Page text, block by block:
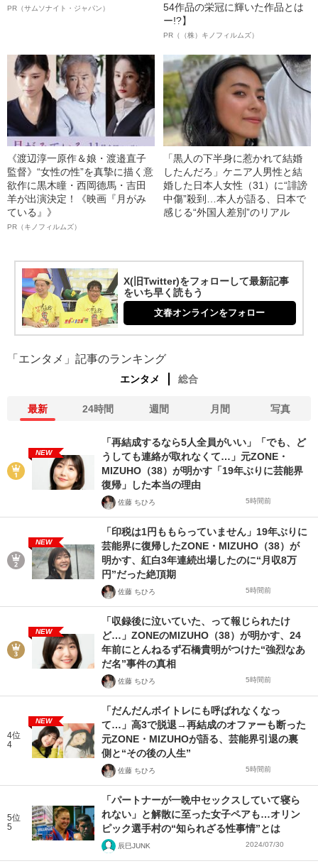
PR（サムソナイト・ジャパン）
54作品の栄冠に輝いた作品とは
ー!?】
PR（（株）キノフィルムズ）
《渡辺淳一原作＆娘・渡邉直子
監督》“女性の性”を真摯に描く意
欲作に黒木瞳・西岡德馬・吉田
羊が出演決定！《映画『月がみ
ている』》
PR（キノフィルムズ）
「黒人の下半身に惹かれて結婚
したんだろ」ケニア人男性と結
婚した日本人女性（31）に“誹謗
中傷”殺到…本人が語る、日本で
感じる“外国人差別”のリアル
X(旧Twitter)をフォローして最新記事
をいち早く読もう
文春オンラインをフォロー
「エンタメ」記事のランキング
エンタメ 総合
最新 24時間 週間 月間 写真
NEW
「再結成するなら5人全員がいい」「でも、ど
うしても連絡が取れなくて…」元ZONE・
MIZUHO（38）が明かす「19年ぶりに芸能界
復帰」した本当の理由
佐藤 ちひろ 5時間前
NEW
「印税は1円ももらっていません」19年ぶりに
芸能界に復帰したZONE・MIZUHO（38）が
明かす、紅白3年連続出場したのに“月収8万
円”だった絶頂期
佐藤 ちひろ 5時間前
NEW
「収録後に泣いていた、って報じられたけ
ど…」ZONEのMIZUHO（38）が明かす、24
年前にとんねるず石橋貴明がつけた“強烈なあ
だ名”事件の真相
佐藤 ちひろ 5時間前
4位
4
NEW
「だんだんボイトレにも呼ばれなくなっ
て…」高3で脱退→再結成のオファーも断った
元ZONE・MIZUHOが語る、芸能界引退の裏
側と“その後の人生”
佐藤 ちひろ 5時間前
5位
5
「パートナーが一晩中セックスしていて寝ら
れない」と解散に至った女子ペアも…オリン
ピック選手村の“知られざる性事情”とは
辰巳JUNK 2024/07/30